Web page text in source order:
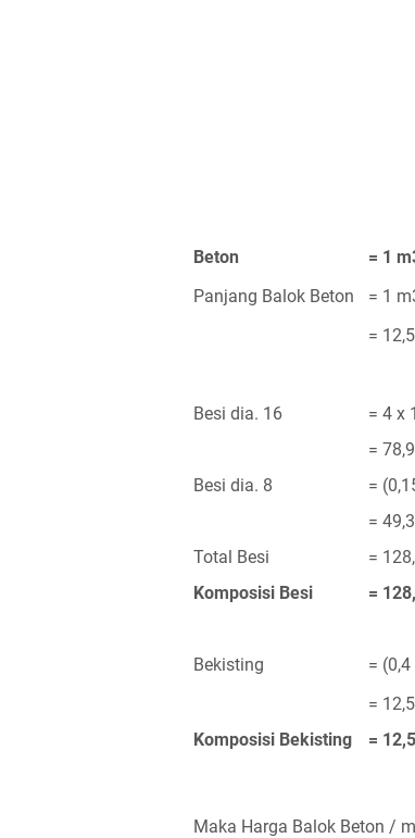
Beton
= 1
Panjang Balok Beton
= 1
=
Besi dia. 16 = 4 x
=
Besi dia. 8
=
=
Total Besi
=
Komposisi Besi
=
Bekisting
=
=
Komposisi Bekisting
=
Maka Harga Balok Beton /